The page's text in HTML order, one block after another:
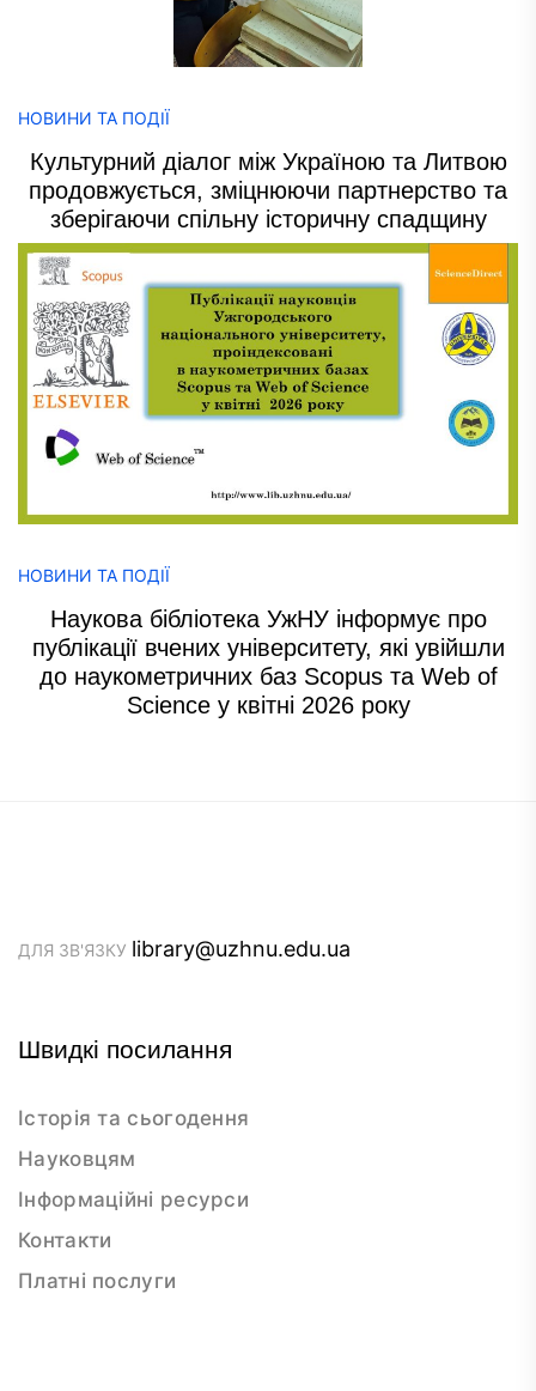
НОВИНИ ТА ПОДІЇ
Культурний діалог між Україною та Литвою
продовжується, зміцнюючи партнерство та
зберігаючи спільну історичну спадщину
НОВИНИ ТА ПОДІЇ
Наукова бібліотека УжНУ інформує про
публікації вчених університету, які увійшли
до наукометричних баз Scopus та Web of
Science у квітні 2026 року
ДЛЯ ЗВ'ЯЗКУ library@uzhnu.edu.ua
Швидкі посилання
Історія та сьогодення
Науковцям
Інформаційні ресурси
Контакти
Платні послуги